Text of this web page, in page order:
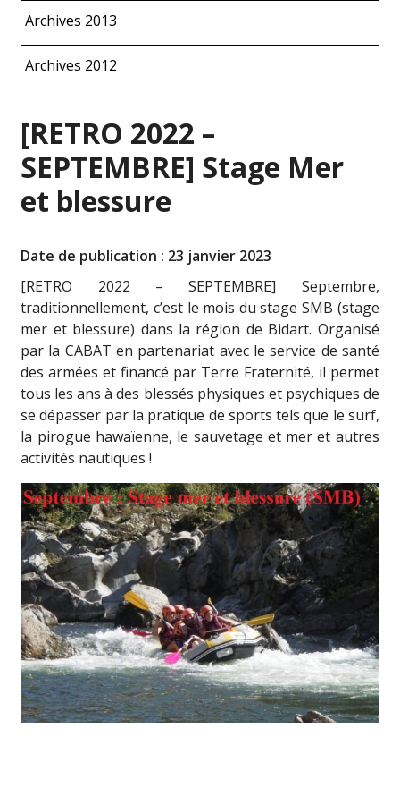
Archives 2013
Archives 2012
[RETRO 2022 –
SEPTEMBRE] Stage Mer
et blessure
Date de publication : 23 janvier 2023
[RETRO 2022 – SEPTEMBRE] Septembre,
traditionnellement, c’est le mois du stage SMB (stage
mer et blessure) dans la région de Bidart. Organisé
par la CABAT en partenariat avec le service de santé
des armées et financé par Terre Fraternité, il permet
tous les ans à des blessés physiques et psychiques de
se dépasser par la pratique de sports tels que le surf,
la pirogue hawaïenne, le sauvetage et mer et autres
activités nautiques !